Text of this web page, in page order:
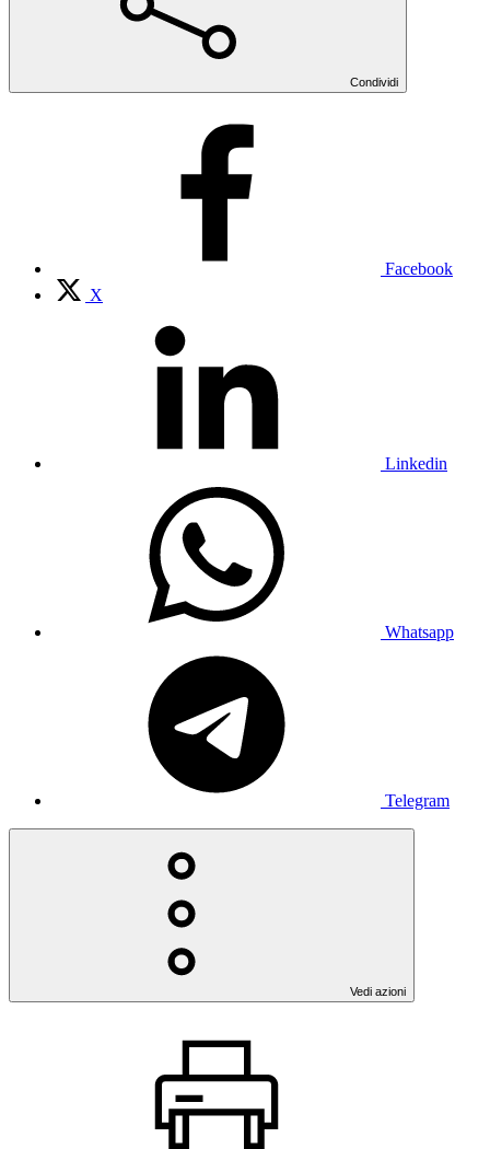
Condividi
Facebook
X
Linkedin
Whatsapp
Telegram
Vedi azioni